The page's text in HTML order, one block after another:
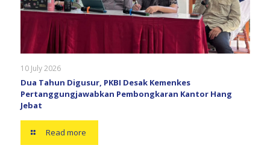
10 July 2026
Dua Tahun Digusur, PKBI Desak Kemenkes
Pertanggungjawabkan Pembongkaran Kantor Hang
Jebat
Read more